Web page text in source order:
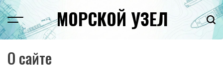
Перейти
к
содержимому
Menu МОРСКОЙ УЗЕЛ
О сайте